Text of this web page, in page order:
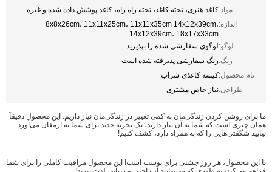
مواد:کاغذ هنری، تخته کاغذ، تخته راه راه، کاغذ پوشش داده شده و غیره.
اندازه:8x8x26cm، 11x11x25cm، 11x11x35cm 14x12x39cm،
14x12x39cm، 18x17x33cm
لوگو:لوگوی سفارشی شده را بپذیرید
رنگ:رنگ سفارشی پذیرفته شده است
نام محصول:کیسه کاغذی شراب
طراحی:نیاز خاص مشتری
ما برای روشن کردن زندگی‌مان به کمی تغییر در زندگی‌مان نیاز داریم. این محصول دقیقاً
همان چیزی است که شما به آن نیاز دارید، یک تجربه جدید برای شما به ارمغان می‌آورد.
بیایید شگفتی‌هایی را که به همراه دارد، کشف کنیم!
با این محصول، هر روز جشنی برای پوست است! این محصول مراقبت کاملی را برای شما